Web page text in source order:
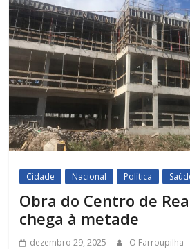
Cidade Nacional Política
Obra do Centro de
chega à metade
dezembro 29, 2025 O Farroupilha